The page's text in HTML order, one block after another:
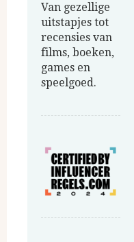
Van gezellige
uitstapjes tot
recensies van
films, boeken,
games en
speelgoed.